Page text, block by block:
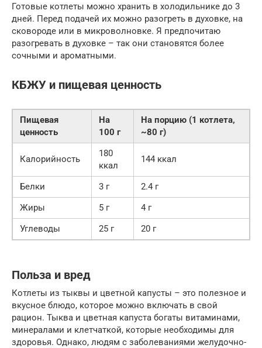
Готовые котлеты можно хранить в холодильнике до 3
дней. Перед подачей их можно разогреть в духовке, на
сковороде или в микроволновке. Я предпочитаю
разогревать в духовке – так они становятся более
сочными и ароматными.
КБЖУ и пищевая ценность
Пищевая
ценность
На
100 г
На порцию (1 котлета,
~80 г)
Калорийность
180
ккал
144 ккал
Белки 3 г
2.4 г
Жиры
5 г
4 г
Углеводы
25 г 20 г
Польза и вред
Котлеты из тыквы и цветной капусты – это полезное и
вкусное блюдо, которое можно включать в свой
рацион. Тыква и цветная капуста богаты витаминами,
минералами и клетчаткой, которые необходимы для
здоровья. Однако, людям с заболеваниями желудочно-